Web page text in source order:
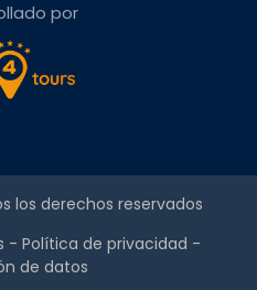
por
los derechos reservados
- Política de privacidad -
de datos